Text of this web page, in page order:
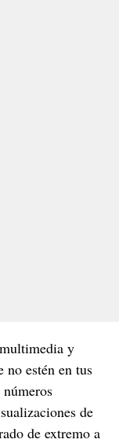
y
no estén en tus
de
de extremo a